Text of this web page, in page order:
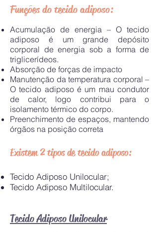
Funções do tecido adiposo:
Acumulação de energia – O tecido
adiposo é um grande depósito
corporal de energia sob a forma de
triglicerídeos.
Absorção de forças de impacto
Manutenção da temperatura corporal –
O tecido adiposo é um mau condutor
de calor, logo contribui para o
isolamento térmico do corpo.
Preenchimento de espaços, mantendo
órgãos na posição correta
Existem 2 tipos de tecido adiposo:
Tecido Adiposo Unilocular;
Tecido Adiposo Multilocular.
Tecido Adiposo Unilocular